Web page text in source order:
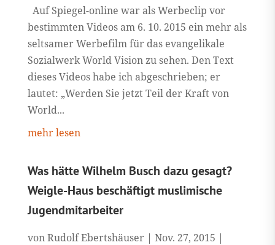
Auf Spiegel-online war als Werbeclip vor
bestimmten Videos am 6. 10. 2015 ein mehr als
seltsamer Werbefilm für das evangelikale
Sozialwerk World Vision zu sehen. Den Text
dieses Videos habe ich abgeschrieben; er
lautet: „Werden Sie jetzt Teil der Kraft von
World...
mehr lesen
Was hätte Wilhelm Busch dazu gesagt?
Weigle-Haus beschäftigt muslimische
Jugendmitarbeiter
vonRudolf Ebertshäuser | Nov. 27, 2015 |